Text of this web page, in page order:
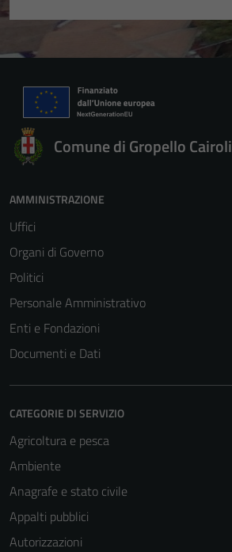
Comune di Gropello Cairoli
AMMINISTRAZIONE
Uffici
Organi di Governo
Politici
Personale Amministrativo
Enti e Fondazioni
Documenti e Dati
CATEGORIE DI SERVIZIO
Agricoltura e pesca
Ambiente
Anagrafe e stato civile
Appalti pubblici
Autorizzazioni